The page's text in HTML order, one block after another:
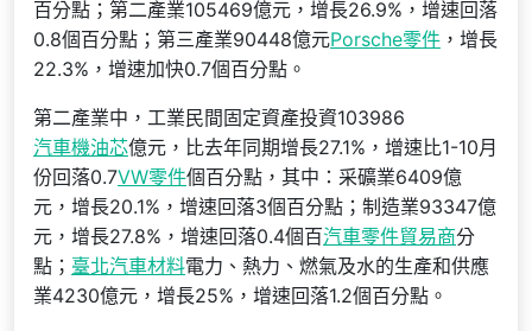
百分點；第二產業105469億元，增長26.9%，增速回落
0.8個百分點；第三產業90448億元Porsche零件 ，增長
22.3%，增速加快0.7個百分點。
第二產業中，工業民間固定資產投資103986
汽車機油芯億元，比去年同期增長27.1%，增速比1-10月
份回落0.7VW零件個百分點，其中：采礦業6409億
元，增長20.1%，增速回落3個百分點；制造業93347億
元，增長27.8%，增速回落0.4個百汽車零件貿易商分
點； 臺北汽車材料電力、熱力、燃氣及水的生產和供應
業4230億元，增長25%，增速回落1.2個百分點。